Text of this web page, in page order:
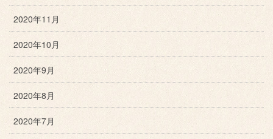
2020年11月
2020年10月
2020年9月
2020年8月
2020年7月